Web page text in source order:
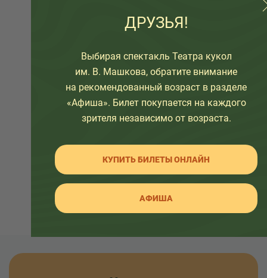
Рекомендуем этот спектакль для
Спектакль по пьесе А.П. Чехова
ДРУЗЬЯ!
Выбирая спектакль Театра кукол
им. В. Машкова, обратите внимание
на рекомендованный возраст в разделе
«Афиша». Билет покупается на каждого
зрителя независимо от возраста.
КУПИТЬ БИЛЕТЫ ОНЛАЙН
АФИША